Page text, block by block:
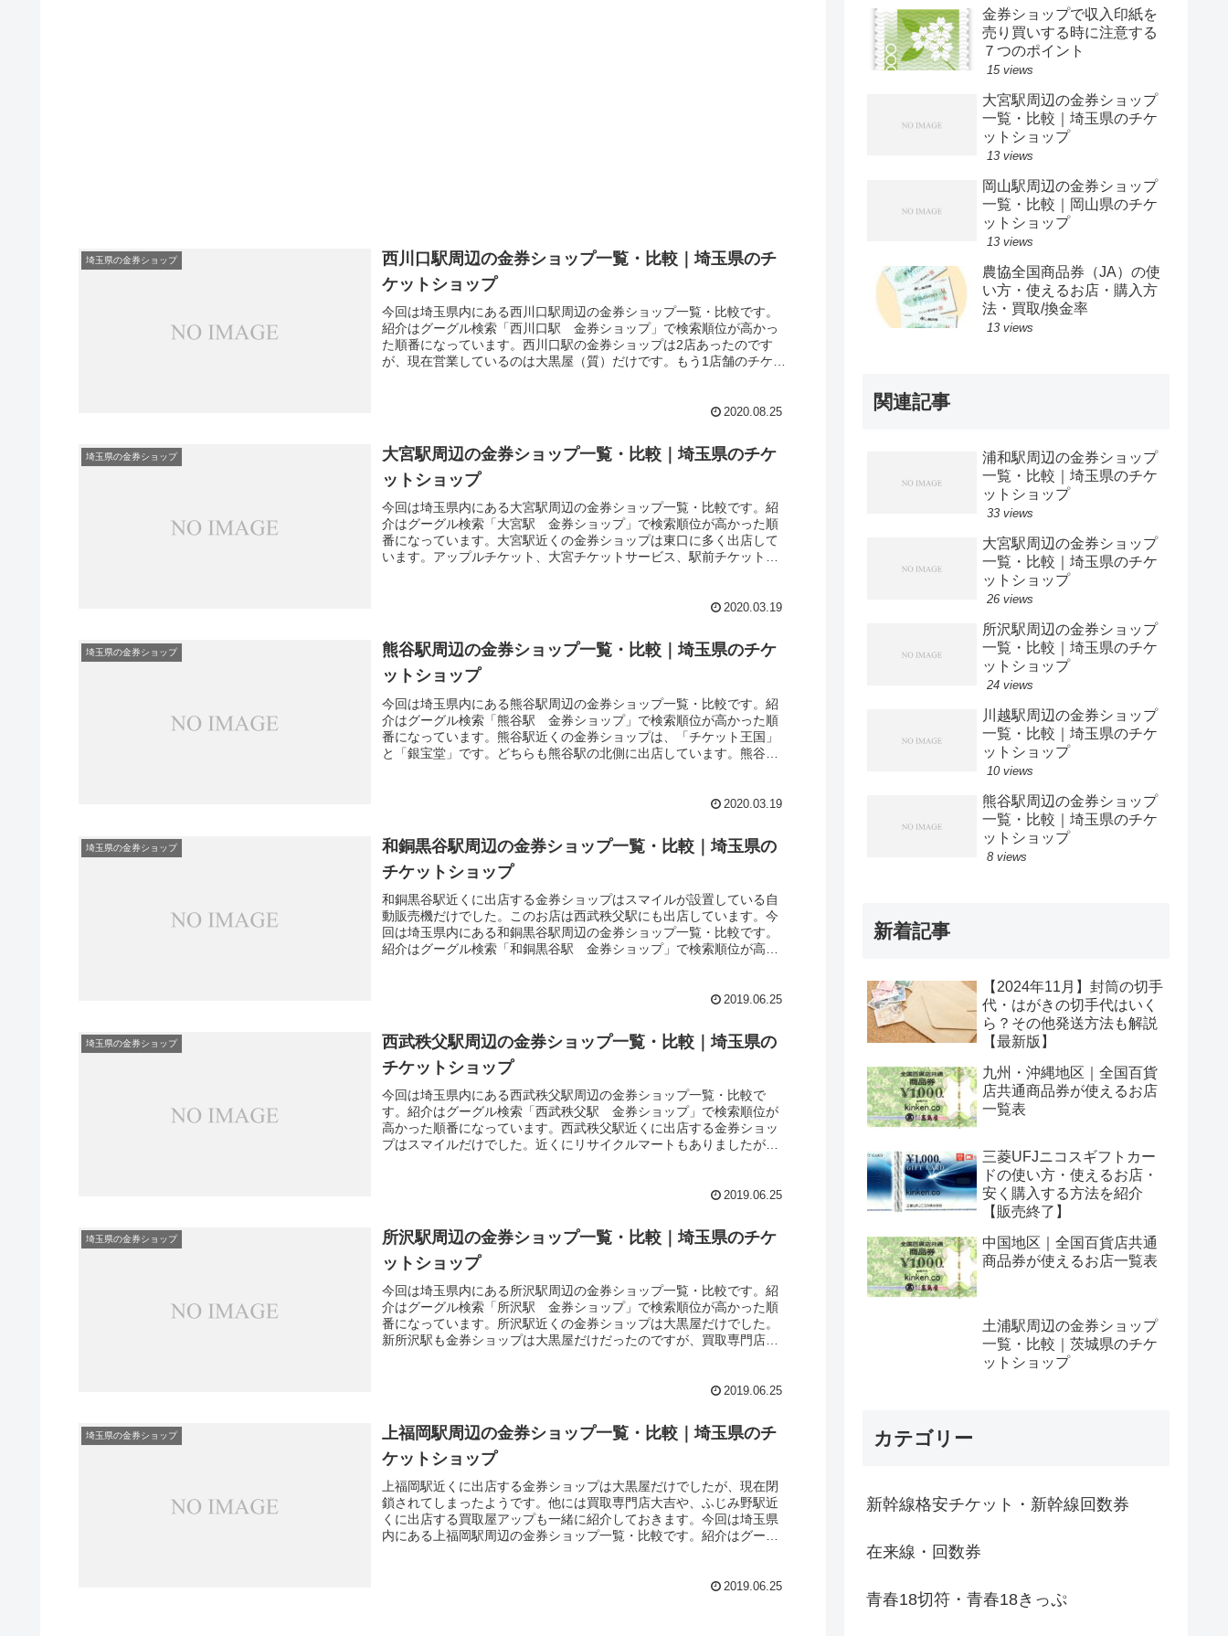
埼玉県の金券ショップ
西川口駅周辺の金券ショップ一覧・比較｜埼玉県のチ
ケットショップ
今回は埼玉県内にある西川口駅周辺の金券ショップ一覧・比較です。
紹介はグーグル検索「西川口駅 金券ショップ」で検索順位が高かっ
た順番になっています。西川口駅の金券ショップは2店あったのです
が、現在営業しているのは大黒屋（質）だけです。もう1店舗のチケッ
口側唯一のリサイクルショップです。買取のみで利用するならこちら
ルなのも魅力です。
2020.08.25
埼玉県の金券ショップ
大宮駅周辺の金券ショップ一覧・比較｜埼玉県のチケ
ットショップ
今回は埼玉県内にある大宮駅周辺の金券ショップ一覧・比較です。紹
介はグーグル検索「大宮駅 金券ショップ」で検索順位が高かった順
番になっています。大宮駅近くの金券ショップは東口に多く出店して
います。アップルチケット、大宮チケットサービス、駅前チケットセ
2020.03.19
埼玉県の金券ショップ
熊谷駅周辺の金券ショップ一覧・比較｜埼玉県のチケ
ットショップ
今回は埼玉県内にある熊谷駅周辺の金券ショップ一覧・比較です。紹
介はグーグル検索「熊谷駅 金券ショップ」で検索順位が高かった順
番になっています。熊谷駅近くの金券ショップは、「チケット王国」
と「銀宝堂」です。どちらも熊谷駅の北側に出店しています。熊谷駅
2020.03.19
埼玉県の金券ショップ
和銅黒谷駅周辺の金券ショップ一覧・比較｜埼玉県の
チケットショップ
和銅黒谷駅近くに出店する金券ショップはスマイルが設置している自
動販売機だけでした。このお店は西武秩父駅にも出店しています。今
回は埼玉県内にある和銅黒谷駅周辺の金券ショップ一覧・比較です。
紹介はグーグル検索「和銅黒谷駅 金券ショップ」で検索順位が高か
2019.06.25
埼玉県の金券ショップ
西武秩父駅周辺の金券ショップ一覧・比較｜埼玉県の
チケットショップ
今回は埼玉県内にある西武秩父駅周辺の金券ショップ一覧・比較で
す。紹介はグーグル検索「西武秩父駅 金券ショップ」で検索順位が
高かった順番になっています。西武秩父駅近くに出店する金券ショッ
プはスマイルだけでした。近くにリサイクルマートもありましたが、
しておきます。金券ショップスマイルは和銅黒谷駅にも自動販売機を
2019.06.25
埼玉県の金券ショップ
所沢駅周辺の金券ショップ一覧・比較｜埼玉県のチケ
ットショップ
今回は埼玉県内にある所沢駅周辺の金券ショップ一覧・比較です。紹
介はグーグル検索「所沢駅 金券ショップ」で検索順位が高かった順
番になっています。所沢駅近くの金券ショップは大黒屋だけでした。
新所沢駅も金券ショップは大黒屋だけだったのですが、買取専門店が
2019.06.25
埼玉県の金券ショップ
上福岡駅周辺の金券ショップ一覧・比較｜埼玉県のチ
ケットショップ
上福岡駅近くに出店する金券ショップは大黒屋だけでしたが、現在閉
鎖されてしまったようです。他には買取専門店大吉や、ふじみ野駅近
くに出店する買取屋アップも一緒に紹介しておきます。今回は埼玉県
内にある上福岡駅周辺の金券ショップ一覧・比較です。紹介はグーグ
2019.06.25
金券ショップで収入印紙を
売り買いする時に注意する
７つのポイント
15 views
大宮駅周辺の金券ショップ
一覧・比較｜埼玉県のチケ
ットショップ
13 views
岡山駅周辺の金券ショップ
一覧・比較｜岡山県のチケ
ットショップ
13 views
農協全国商品券（JA）の使
い方・使えるお店・購入方
法・買取/換金率
13 views
関連記事
浦和駅周辺の金券ショップ
一覧・比較｜埼玉県のチケ
ットショップ
33 views
大宮駅周辺の金券ショップ
一覧・比較｜埼玉県のチケ
ットショップ
26 views
所沢駅周辺の金券ショップ
一覧・比較｜埼玉県のチケ
ットショップ
24 views
川越駅周辺の金券ショップ
一覧・比較｜埼玉県のチケ
ットショップ
10 views
熊谷駅周辺の金券ショップ
一覧・比較｜埼玉県のチケ
ットショップ
8 views
新着記事
【2024年11月】封筒の切手
代・はがきの切手代はいく
ら？その他発送方法も解説
【最新版】
九州・沖縄地区｜全国百貨
店共通商品券が使えるお店
一覧表
三菱UFJニコスギフトカー
ドの使い方・使えるお店・
安く購入する方法を紹介
【販売終了】
中国地区｜全国百貨店共通
商品券が使えるお店一覧表
土浦駅周辺の金券ショップ
一覧・比較｜茨城県のチケ
ットショップ
カテゴリー
新幹線格安チケット・新幹線回数券
在来線・回数券
青春18切符・青春18きっぷ